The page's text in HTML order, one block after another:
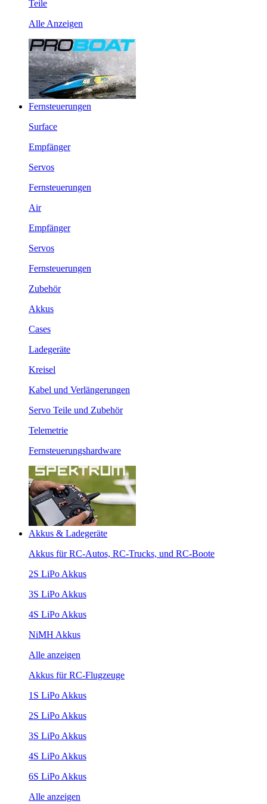
Teile
Alle Anzeigen
Fernsteuerungen
Surface
Empfänger
Servos
Fernsteuerungen
Air
Empfänger
Servos
Fernsteuerungen
Zubehör
Akkus
Cases
Ladegeräte
Kreisel
Kabel und Verlängerungen
Servo Teile und Zubehör
Telemetrie
Fernsteuerungshardware
Akkus & Ladegeräte
Akkus für RC-Autos, RC-Trucks, und RC-Boote
2S LiPo Akkus
3S LiPo Akkus
4S LiPo Akkus
NiMH Akkus
Alle anzeigen
Akkus für RC-Flugzeuge
1S LiPo Akkus
2S LiPo Akkus
3S LiPo Akkus
4S LiPo Akkus
6S LiPo Akkus
Alle anzeigen